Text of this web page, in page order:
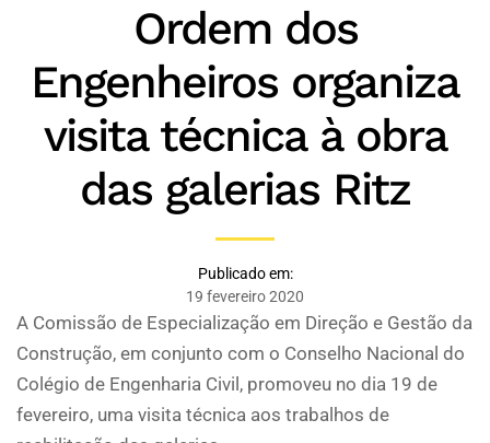
Ordem dos
Engenheiros organiza
visita técnica à obra
das galerias Ritz
Publicado em:
19 fevereiro 2020
A Comissão de Especialização em Direção e Gestão da
Construção, em conjunto com o Conselho Nacional do
Colégio de Engenharia Civil, promoveu no dia 19 de
fevereiro, uma visita técnica aos trabalhos de